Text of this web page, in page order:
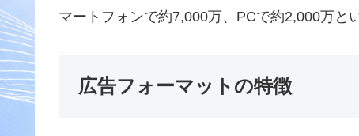
マートフォンで約7,000万、PCで約2,000万と
広告フォーマットの特徴